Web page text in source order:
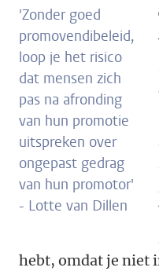
'Zonder goed
promovendibeleid,
loop je het risico
dat mensen zich
pas na afronding
van hun promotie
uitspreken over
ongepast gedrag
van hun promotor'
- Lotte van Dillen
hebt, omdat je niet